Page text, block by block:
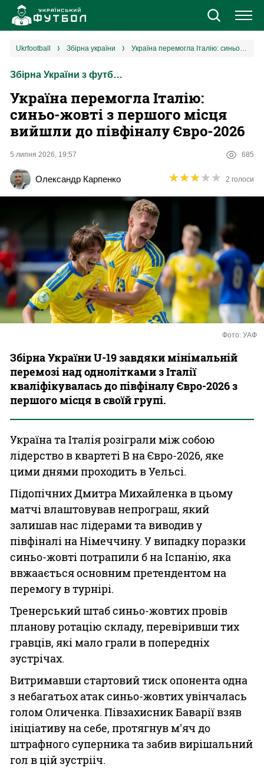
Новини
Збірна
Єврокубки
УПЛ
2 ліга
Різне
Букмекери
Казино
ukrfootball збірна україни Україна перемогла Італію: синьо-жовті з першого місця вийшли до півфіналу Євро-2026
Збірна України з футболу
Україна перемогла Італію:
синьо-жовті з першого місця
вийшли до півфіналу Євро-2026
5 липня 2026, 19:57 685
Олександр Карпенко ★★★★★
★★★★★ 2 голоси
Фото: УАФ
Збірна України U-19 завдяки мінімальній
перемозі над однолітками з Італії
кваліфікувалась до півфіналу Євро-2026 з
першого місця в своїй групі.
Україна та Італія розіграли між собою
лідерство в квартеті В на Євро-2026, яке
цими днями проходить в Уельсі.
Підопічних Дмитра Михайленка в цьому
матчі влаштовував непрограш, який
залишав нас лідерами та виводив у
півфіналі на Німеччину. У випадку поразки
синьо-жовті потрапили б на Іспанію, яка
ввжаається основним претендентом на
перемогу в турнірі.
Тренерський штаб синьо-жовтих провів
планову ротацію складу, перевіривши тих
гравців, які мало грали в попередніх
зустрічах.
Витримавши стартовий тиск опонента одна
з небагатьох атак синьо-жовтих увінчалась
голом Оличенка. Півзахисник Баварії взяв
ініціативу на себе, протягнув м'яч до
штрафного суперника та забив вирішальний
гол в цій зустрііч.